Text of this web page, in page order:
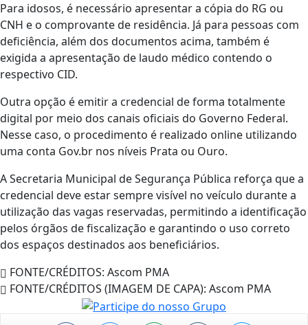
Para idosos, é necessário apresentar a cópia do RG ou
CNH e o comprovante de residência. Já para pessoas com
deficiência, além dos documentos acima, também é
exigida a apresentação de laudo médico contendo o
respectivo CID.
Outra opção é emitir a credencial de forma totalmente
digital por meio dos canais oficiais do Governo Federal.
Nesse caso, o procedimento é realizado online utilizando
uma conta Gov.br nos níveis Prata ou Ouro.
A Secretaria Municipal de Segurança Pública reforça que a
credencial deve estar sempre visível no veículo durante a
utilização das vagas reservadas, permitindo a identificação
pelos órgãos de fiscalização e garantindo o uso correto
dos espaços destinados aos beneficiários.
FONTE/CRÉDITOS: Ascom PMA
FONTE/CRÉDITOS (IMAGEM DE CAPA): Ascom PMA